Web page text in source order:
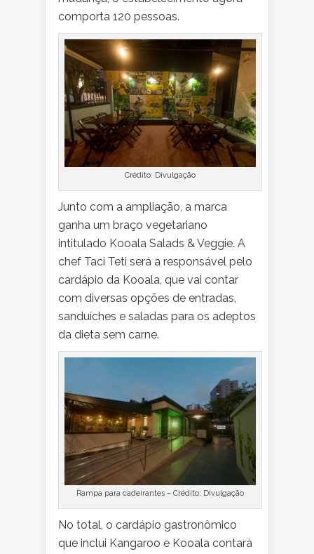
comporta 120 pessoas.
Crédito: Divulgação
Junto com a ampliação, a marca
ganha um braço vegetariano
intitulado Kooala Salads & Veggie. A
chef Taci Teti será a responsável pelo
cardápio da Kooala, que vai contar
com diversas opções de entradas,
sanduíches e saladas para os adeptos
da dieta sem carne.
Rampa para cadeirantes – Crédito: Divulgação
No total, o cardápio gastronômico
que inclui Kangaroo e Kooala contará